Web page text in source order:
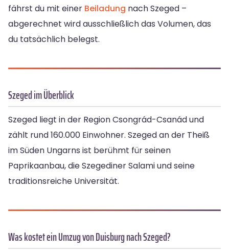
fährst du mit einer Beiladung nach Szeged –
abgerechnet wird ausschließlich das Volumen, das
du tatsächlich belegst.
Szeged im Überblick
Szeged liegt in der Region Csongrád-Csanád und
zählt rund 160.000 Einwohner. Szeged an der Theiß
im Süden Ungarns ist berühmt für seinen
Paprikaanbau, die Szegediner Salami und seine
traditionsreiche Universität.
Was kostet ein Umzug von Duisburg nach Szeged?